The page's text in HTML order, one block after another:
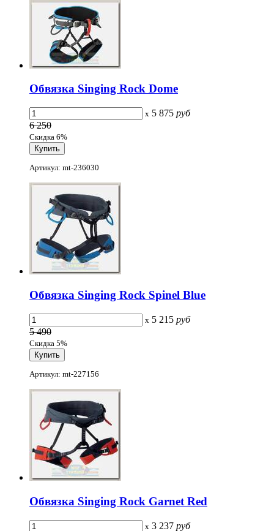
Обвязка Singing Rock Dome
x 5 875 руб
6 250
Скидка 6%
Артикул: mt-236030
Обвязка Singing Rock Spinel Blue
x 5 215 руб
5 490
Скидка 5%
Артикул: mt-227156
Обвязка Singing Rock Garnet Red
x 3 237 руб